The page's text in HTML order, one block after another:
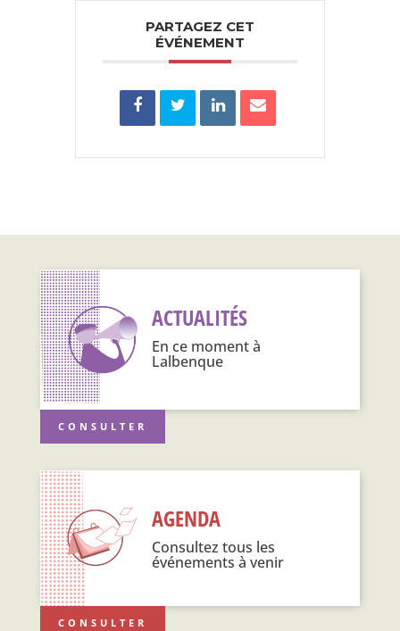
PARTAGEZ CET
ÉVÉNEMENT
ACTUALITÉS
En ce moment à
Lalbenque
CONSULTER
AGENDA
Consultez tous les
événements à venir
CONSULTER